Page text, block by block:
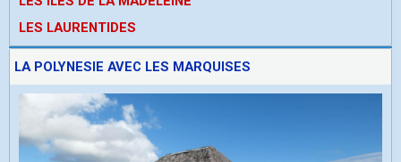
LES LAURENTIDES
LA POLYNESIE AVEC LES MARQUISES